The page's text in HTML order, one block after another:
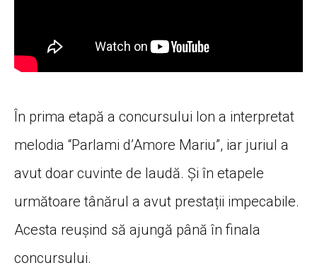
În prima etapă a concursului Ion a interpretat
melodia “Parlami d’Amore Mariu”, iar juriul a
avut doar cuvinte de laudă. Și în etapele
următoare tânărul a avut prestații impecabile.
Acesta reușind să ajungă până în finala
concursului.